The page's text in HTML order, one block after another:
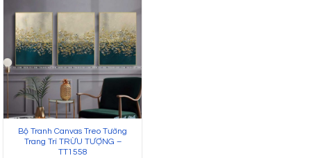
Bộ Tranh Canvas Treo Tường
Trang Trí TRỪU TƯỢNG –
TT1558